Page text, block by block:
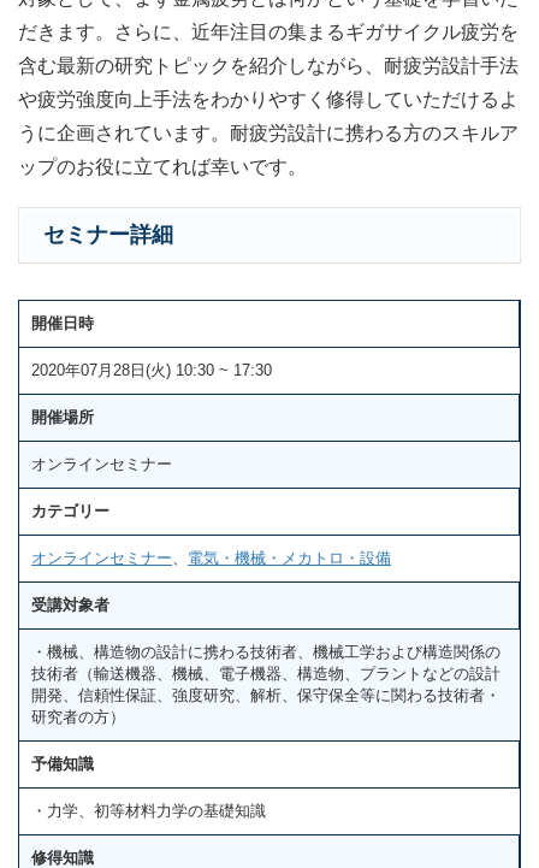
だきます。さらに、近年注目の集まるギガサイクル疲労を
含む最新の研究トピックを紹介しながら、耐疲労設計手法
や疲労強度向上手法をわかりやすく修得していただけるよ
うに企画されています。耐疲労設計に携わる方のスキルア
ップのお役に立てれば幸いです。
セミナー詳細
開催日時
2020年07月28日(火) 10:30 ~ 17:30
開催場所
オンラインセミナー
カテゴリー
オンラインセミナー 電気・機械・メカトロ・設備
受講対象者
・機械、構造物の設計に携わる技術者、機械工学および構造関係の
技術者（輸送機器、機械、電子機器、構造物、プラントなどの設計
開発、信頼性保証、強度研究、解析、保守保全等に関わる技術者・
研究者の方）
予備知識
・力学、初等材料力学の基礎知識
修得知識